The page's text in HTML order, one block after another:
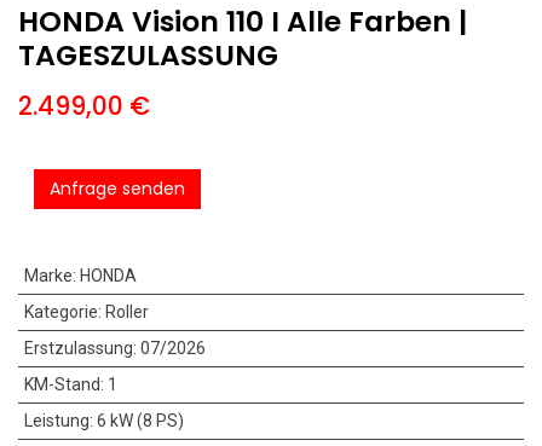
HONDA Vision 110 I Alle Farben |
TAGESZULASSUNG
2.499,00 €
Anfrage senden
Marke: HONDA
Kategorie: Roller
Erstzulassung: 07/2026
KM-Stand: 1
Leistung: 6 kW (8 PS)